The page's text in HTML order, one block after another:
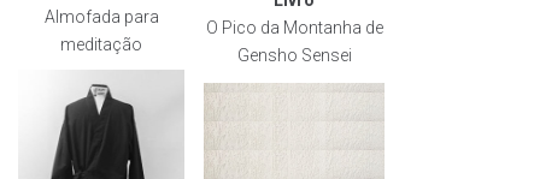
Almofada para
meditação
O Pico da Montanha de
Gensho Sensei